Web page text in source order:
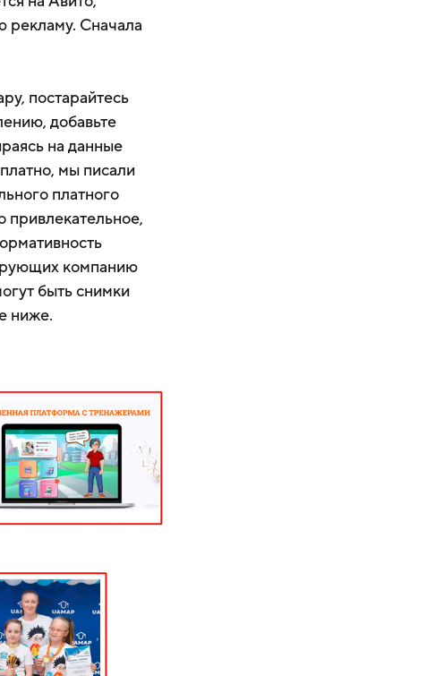
рекламу. Сначала
постарайтесь
добавьте
на данные
мы писали
платного
привлекательное,
компанию
быть снимки
ниже.